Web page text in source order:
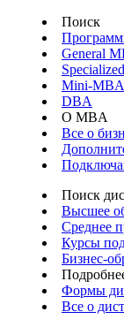
Поиск
General
Mini-MBA
DBA
О MBA
Все о
Поиск
Высшее
Среднее
Курсы
Бизнес-
Формы
Все о